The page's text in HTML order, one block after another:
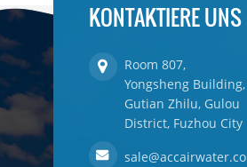
KONTAKTIERE UNS
Room 807,
Yongsheng Building,
Gutian Zhilu, Gulou
District, Fuzhou City
sale@accairwater.co